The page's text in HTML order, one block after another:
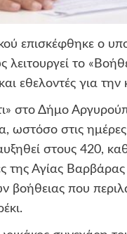
επισκέφθηκε ο
το
εθελοντές για
στο Δήμο
ωστόσο στις
στους 420,
της Αγίας
βοήθειας που